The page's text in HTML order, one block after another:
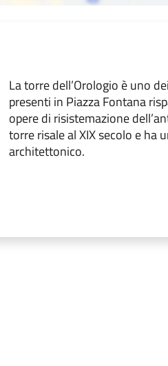
La torre dell’Orologio è uno
presenti in Piazza Fontana
opere di risistemazione
torre risale al XIX secolo e ha
architettonico.